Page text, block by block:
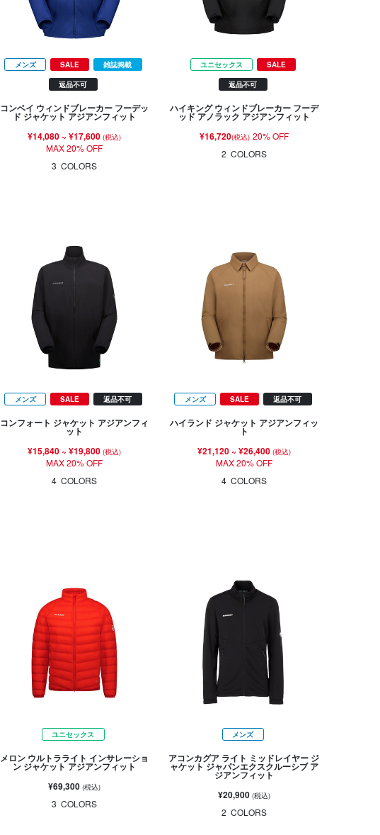
メンズ SALE 雑誌掲載
返品不可
コンベイ ウィンドブレーカー フーデッ
ド ジャケット アジアンフィット
¥14,080~ ¥17,600 (税込)
MAX 20% OFF
3 COLORS
ユニセックス SALE
返品不可
ハイキング ウィンドブレーカー フーデ
ッド アノラック アジアンフィット
¥16,720(税込) 20% OFF
2 COLORS
メンズ SALE 返品不可
コンフォート ジャケット アジアンフィ
ット
¥15,840~ ¥19,800 (税込)
MAX 20% OFF
4 COLORS
メンズ SALE 返品不可
ハイランド ジャケット アジアンフィッ
ト
¥21,120~ ¥26,400 (税込)
MAX 20% OFF
4 COLORS
ユニセックス
メロン ウルトラライト インサレーショ
ン ジャケット アジアンフィット
¥69,300 (税込)
3 COLORS
メンズ
アコンカグア ライト ミッドレイヤー ジ
ャケット ジャパンエクスクルーシブ ア
ジアンフィット
¥20,900 (税込)
2 COLORS